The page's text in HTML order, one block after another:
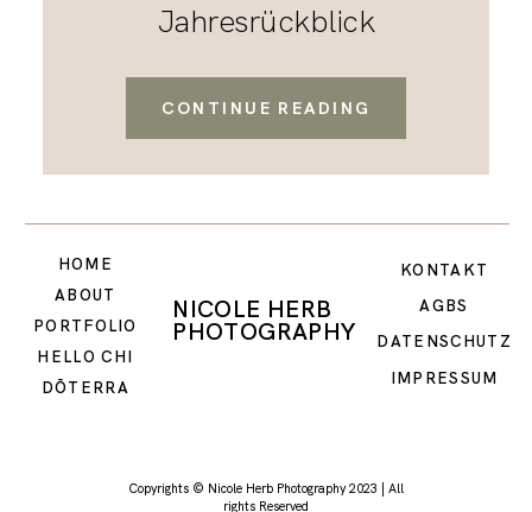
Jahresrückblick
CONTINUE READING
NICOLE HERB
PHOTOGRAPHY
HOME
ABOUT
PORTFOLIO
HELLO CHI
DŌTERRA
KONTAKT
AGBS
DATENSCHUTZ
IMPRESSUM
Copyrights © Nicole Herb Photography 2023 | All
rights Reserved